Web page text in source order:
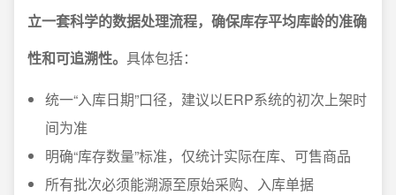
立一套科学的数据处理流程，确保库存平均库龄的准确
性和可追溯性。 具体包括：
统一“入库日期”口径，建议以ERP系统的初次上架时
间为准
明确“库存数量”标准，仅统计实际在库、可售商品
所有批次必须能溯源至原始采购、入库单据